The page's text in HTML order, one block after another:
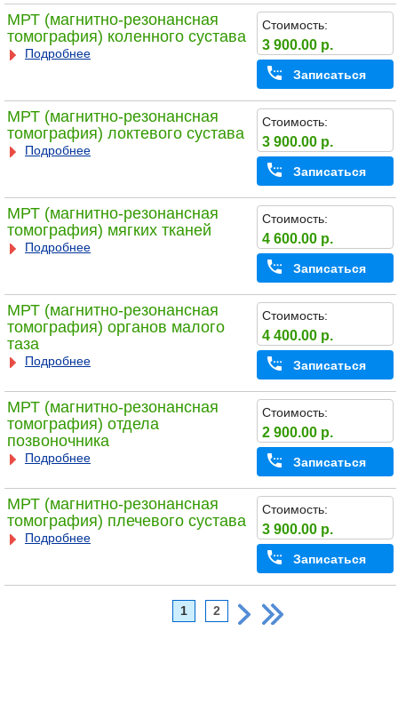
МРТ (магнитно-резонансная
томография) коленного сустава
Подробнее
Стоимость:
3 900.00 р.
Записаться
МРТ (магнитно-резонансная
томография) локтевого сустава
Подробнее
Стоимость:
3 900.00 р.
Записаться
МРТ (магнитно-резонансная
томография) мягких тканей
Подробнее
Стоимость:
4 600.00 р.
Записаться
МРТ (магнитно-резонансная
томография) органов малого
таза
Подробнее
Стоимость:
4 400.00 р.
Записаться
МРТ (магнитно-резонансная
томография) отдела
позвоночника
Подробнее
Стоимость:
2 900.00 р.
Записаться
МРТ (магнитно-резонансная
томография) плечевого сустава
Подробнее
Стоимость:
3 900.00 р.
Записаться
1 2